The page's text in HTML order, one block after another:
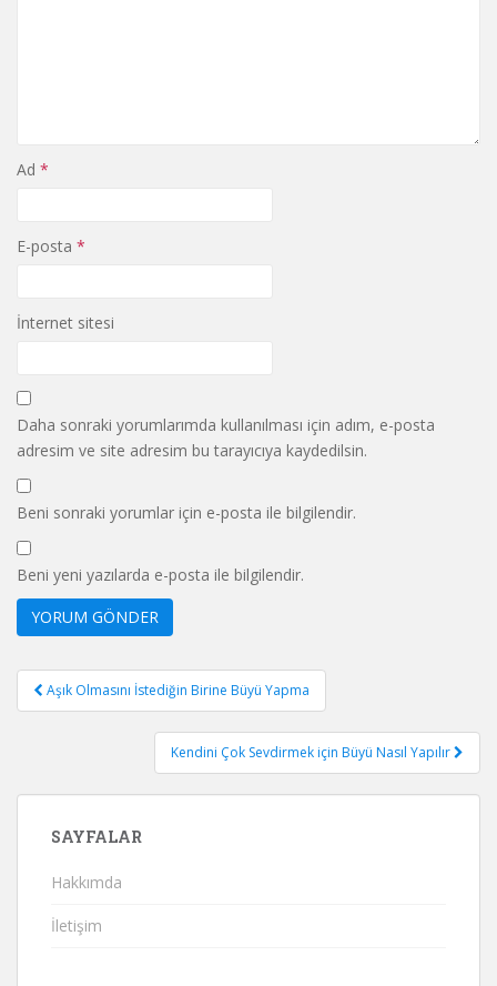
Ad *
E-posta *
İnternet sitesi
Daha sonraki yorumlarımda kullanılması için adım, e-posta
adresim ve site adresim bu tarayıcıya kaydedilsin.
Beni sonraki yorumlar için e-posta ile bilgilendir.
Beni yeni yazılarda e-posta ile bilgilendir.
Yazı
gezinmesi
Aşık Olmasını İstediğin Birine Büyü Yapma
Kendini Çok Sevdirmek için Büyü Nasıl Yapılır
SAYFALAR
Hakkımda
İletişim